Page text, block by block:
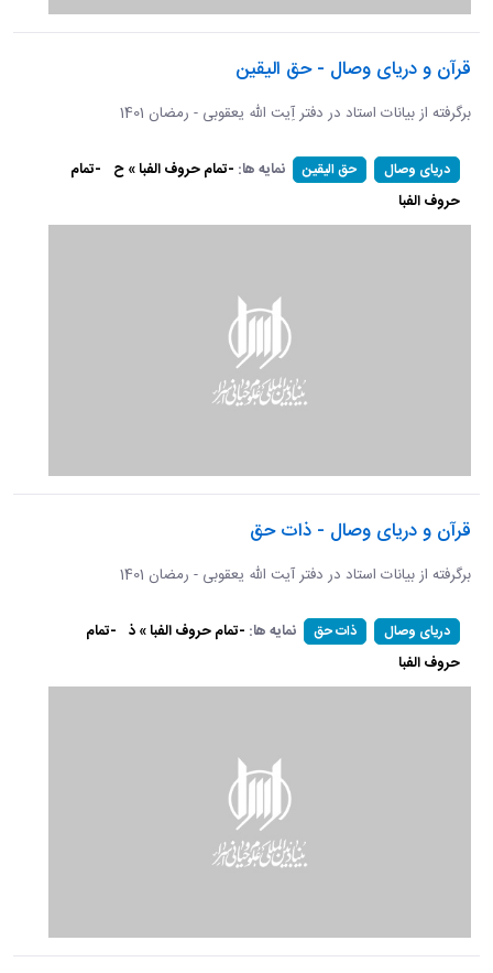
قرآن و دریای وصال - حق الیقین
برگرفته از بیانات استاد در دفتر آِیت الله یعقوبی - رمضان 1401
دریای وصال حق الیقین نمایه ها: -تمام حروف الفبا » ح -تمام
حروف الفبا
قرآن و دریای وصال - ذات حق
برگرفته از بیانات استاد در دفتر آیت الله یعقوبی - رمضان 1401
دریای وصال ذات حق نمایه ها: -تمام حروف الفبا » ذ -تمام
حروف الفبا